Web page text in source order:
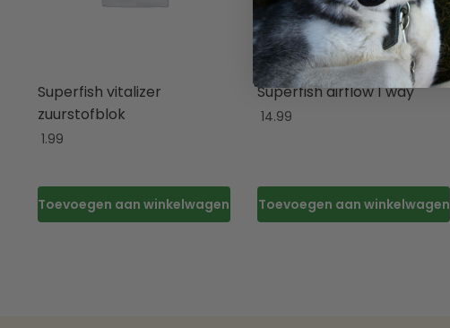
Superfish vitalizer
zuurstofblok
1.99
Toevoegen aan winkelwagen
Superfish airflow 1 way
14.99
Toevoegen aan winkelwagen